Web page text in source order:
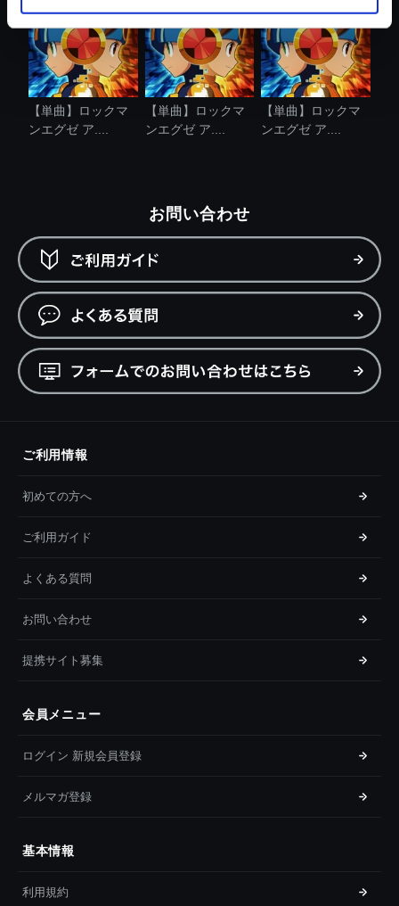
【単曲】ロックマ
ンエグゼ ア....
【単曲】ロックマ
ンエグゼ ア....
【単曲】ロックマ
ンエグゼ ア....
お問い合わせ
ご利用情報
初めての方へ
ご利用ガイド
よくある質問
お問い合わせ
提携サイト募集
会員メニュー
ログイン 新規会員登録
メルマガ登録
基本情報
利用規約